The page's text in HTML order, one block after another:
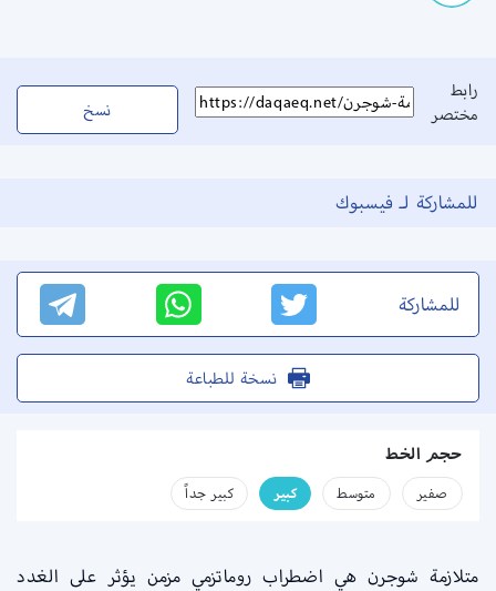
رابط
مختصر
نسخ
للمشاركة لـ فيسبوك
للمشاركة
نسخة للطباعة
حجم الخط
صفير متوسط كبير كبير جداً
متلازمة شوجرن هي اضطراب روماتزمي مزمن يؤثر على الغدد